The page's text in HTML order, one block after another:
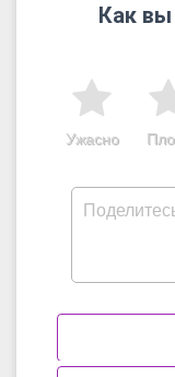
Как вы
Ужасно